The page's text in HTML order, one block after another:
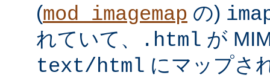
(mod_imagemap の)
れていて、
.html が
text/html にマップさ